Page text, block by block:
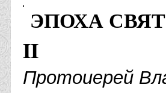
Котласская
Храм
ЭПОХА
II
Протоиерей